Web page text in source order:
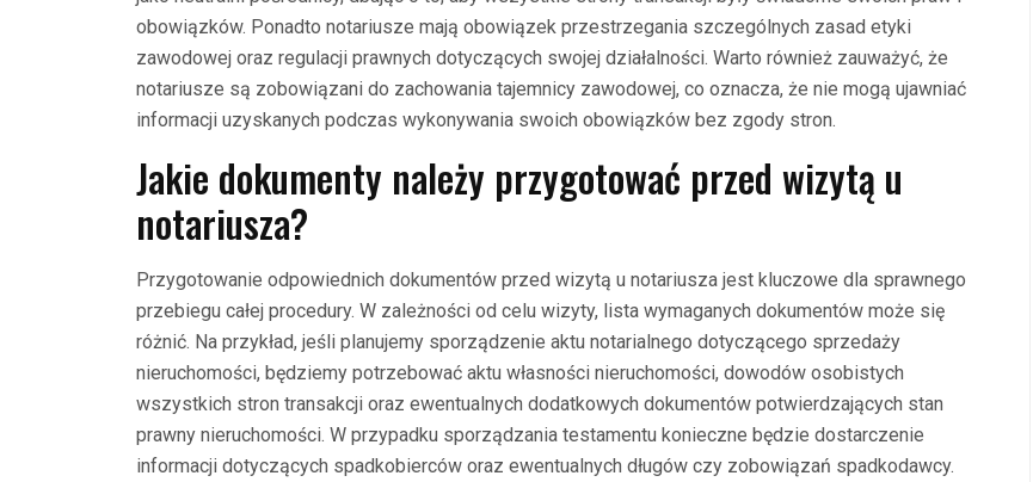
obowiązków. Ponadto notariusze mają obowiązek przestrzegania szczególnych zasad etyki
zawodowej oraz regulacji prawnych dotyczących swojej działalności. Warto również zauważyć, że
notariusze są zobowiązani do zachowania tajemnicy zawodowej, co oznacza, że nie mogą ujawniać
informacji uzyskanych podczas wykonywania swoich obowiązków bez zgody stron.
Jakie dokumenty należy przygotować przed wizytą u
notariusza?
Przygotowanie odpowiednich dokumentów przed wizytą u notariusza jest kluczowe dla sprawnego
przebiegu całej procedury. W zależności od celu wizyty, lista wymaganych dokumentów może się
różnić. Na przykład, jeśli planujemy sporządzenie aktu notarialnego dotyczącego sprzedaży
nieruchomości, będziemy potrzebować aktu własności nieruchomości, dowodów osobistych
wszystkich stron transakcji oraz ewentualnych dodatkowych dokumentów potwierdzających stan
prawny nieruchomości. W przypadku sporządzania testamentu konieczne będzie dostarczenie
informacji dotyczących spadkobierców oraz ewentualnych długów czy zobowiązań spadkodawcy.